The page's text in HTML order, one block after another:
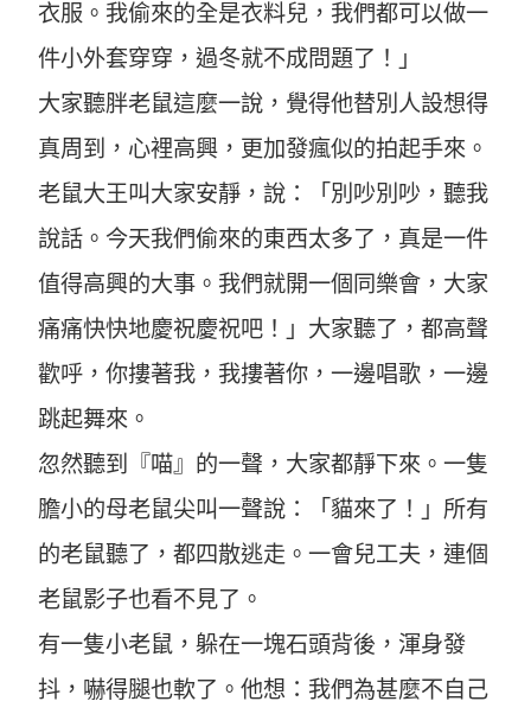
衣服。我偷來的全是衣料兒，我們都可以做一
件小外套穿穿，過冬就不成問題了！」
大家聽胖老鼠這麼一說，覺得他替別人設想得
真周到，心裡高興，更加發瘋似的拍起手來。
老鼠大王叫大家安靜，說：「別吵別吵，聽我
說話。今天我們偷來的東西太多了，真是一件
值得高興的大事。我們就開一個同樂會，大家
痛痛快快地慶祝慶祝吧！」大家聽了，都高聲
歡呼，你摟著我，我摟著你，一邊唱歌，一邊
跳起舞來。
忽然聽到『喵』的一聲，大家都靜下來。一隻
膽小的母老鼠尖叫一聲說：「貓來了！」所有
的老鼠聽了，都四散逃走。一會兒工夫，連個
老鼠影子也看不見了。
有一隻小老鼠，躲在一塊石頭背後，渾身發
抖，嚇得腿也軟了。他想：我們為甚麼不自己